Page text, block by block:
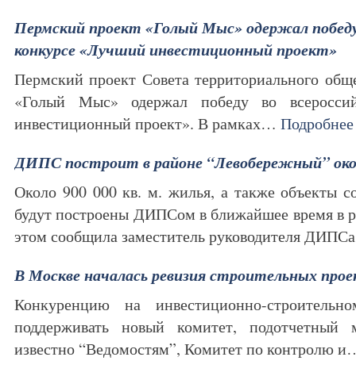
Пермский проект «Голый Мыс» одержал победу
конкурсе «Лучший инвестиционный проект»
Пермский проект Совета территориального
«Голый Мыс» одержал победу во
инвестиционный проект». В рамках… Подробнее
ДИПС построит в районе “Левобережный”
Около 900 000 кв. м. жилья, а также объекты
будут построены ДИПСом в ближайшее время в
этом сообщила заместитель руководителя
В Москве началась ревизия строительных
Конкуренцию на инвестиционно-
поддерживать новый комитет,
известно “Ведомостям”, Комитет по контролю